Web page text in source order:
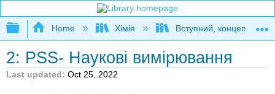
Expand/collapse global hierarchy
Home Хімія Вступний,
2: PSS- Наукові вимірювання
Last updated Oct 25, 2022